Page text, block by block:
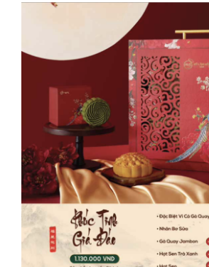
ADD TO CART
/
DETAILS